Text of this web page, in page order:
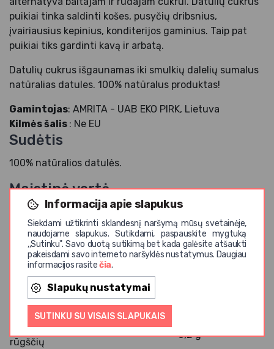
Informacija apie slapukus
Siekdami užtikrinti sklandesnį naršymą mūsų svetainėje,
naudojame slapukus. Sutikdami, paspauskite mygtuką
,,Sutinku". Savo duotą sutikimą bet kada galėsite atšaukti
pakeisdami savo interneto naršyklės nustatymus. Daugiau
informacijos rasitečia.
Slapukų nustatymai
SUTINKU SU VISAIS SLAPUKAIS
puikiai tinka saldinti košes, pusyčių dribsnius,
įvairiausius kepinius, konditerijos gaminius. Taip pat
puikiai tiks gardinti kavą ir arbatą.
Datulių cukrus išgaunamas iki smulkių dalelių sumalus
natūralias datules. 100% natūralus produktas!
Gamintojas: AMRITA - UAB EKO PIRK, Lietuva
Kilmės šalis : Ne EU
Sudėtis
100% natūralios datulės.
Maistinė vertė
Maistinė vertė 100 g
Energinė vertė
1334 kJ/316 kcal
Riebalų
- iš kurių sočiųjų riebalų
rūgščių
0,2 g